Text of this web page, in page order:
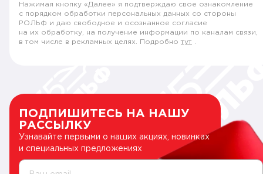
Нажимая кнопку «Далее» я подтверждаю свое ознакомление
с порядком обработки персональных данных со стороны
РОЛЬФ и даю свободное и осознанное согласие
на их обработку, на получение информации по каналам связи,
в том числе в рекламных целях. Подробно тут
ПОДПИШИТЕСЬ НА НАШУ
РАССЫЛКУ
Узнавайте первыми о наших акциях, новинках
и специальных предложениях